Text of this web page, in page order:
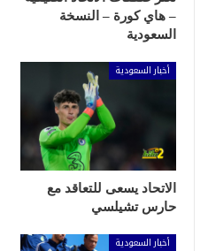
– هاي كورة – النسخة
السعودية
أخبار السعودية
الاتحاد يسعى للتعاقد مع
حارس تشيلسي
أخبار السعودية